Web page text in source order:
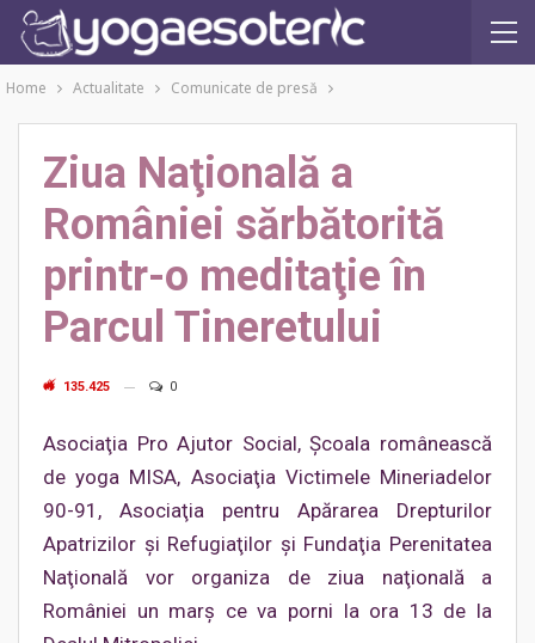
Home Actualitate Comunicate de presă
Ziua Naţională a
României sărbătorită
printr-o meditaţie în
Parcul Tineretului
135.425 0
Asociaţia Pro Ajutor Social, Şcoala românească
de yoga MISA, Asociaţia Victimele Mineriadelor
90-91, Asociaţia pentru Apărarea Drepturilor
Apatrizilor şi Refugiaţilor şi Fundaţia Perenitatea
Naţională vor organiza de ziua naţională a
României un marş ce va porni la ora 13 de la